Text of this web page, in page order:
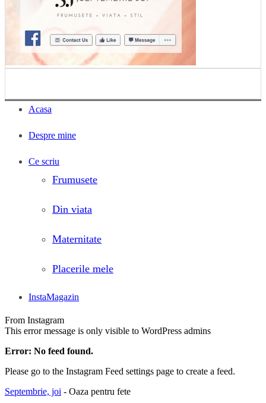
Acasa
Despre mine
Ce scriu
Frumusete
Din viata
Maternitate
Placerile mele
InstaMagazin
From Instagram
This error message is only visible to WordPress admins
Error: No feed found.
Please go to the Instagram Feed settings page to create a feed.
Septembrie, joi - Oaza pentru fete